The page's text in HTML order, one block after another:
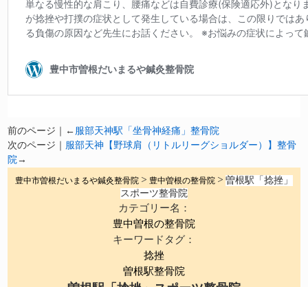
前のページ｜←服部天神駅「坐骨神経痛」整骨院
次のページ｜ 服部天神【野球肩（リトルリーグショルダー）】整骨
院→
豊中市曽根だいまるや鍼灸整骨院 > 豊中曽根の整骨院 > 曽根駅「捻挫」
スポーツ整骨院
カテゴリー名：
豊中曽根の整骨院
キーワードタグ：
捻挫
曽根駅整骨院